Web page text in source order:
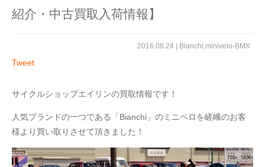
紹介・中古買取入荷情報】
2016.08.24 | Bianchi,minivelo-BMX
Tweet
サイクルショップエイリンの買取情報です！
人気ブランドの一つである「Bianchi」のミニベロを嵯峨のお客
様より買い取りさせて頂きました！